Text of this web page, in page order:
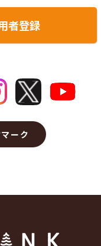
者登録
ーク